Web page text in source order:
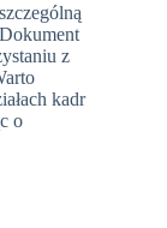
z
kadr
o